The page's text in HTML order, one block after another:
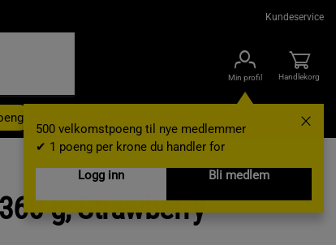
Kundeservice
Min profil
500 velkomstpoeng til nye medlemmer
✔ 1 poeng per krone du handler for
Logg inn
Bli medlem
Handlekorg
Gavekort
g, Strawberry